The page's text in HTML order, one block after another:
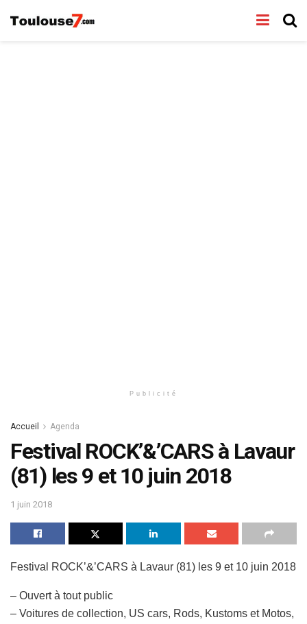
Publicité
Accueil Agenda
Festival ROCK’&’CARS à Lavaur
(81) les 9 et 10 juin 2018
1 juin 2018
Festival ROCK’&’CARS à Lavaur (81) les 9 et 10 juin 2018
– Ouvert à tout public
– Voitures de collection, US cars, Rods, Kustoms et Motos,